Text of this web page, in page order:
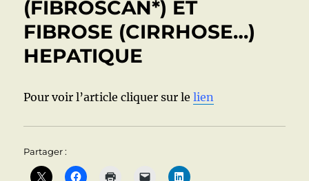
HEPATIQUE
(BILAN,
(FIBROSCAN*) ET
FIBROSE (CIRRHOSE…)
HEPATIQUE
Pour voir l’article cliquer sur lelien
Partager :